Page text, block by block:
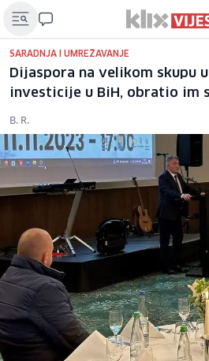
SARADNJA I UMREŽAVANJE
Dijaspora na velikom skupu
investicije u BiH, obratio im
B. R.